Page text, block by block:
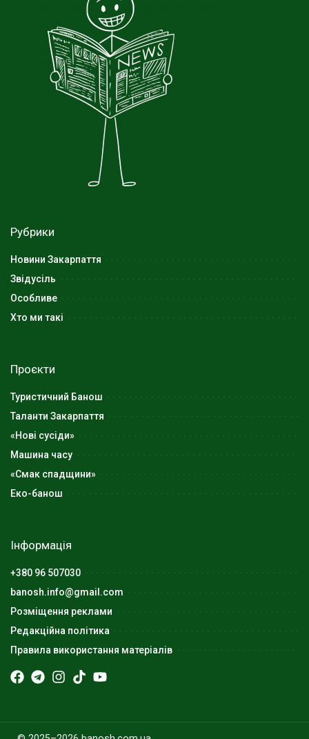
Рубрики
Новини Закарпаття
Звідусіль
Особливе
Хто ми такі
Проєкти
Туристичний Банош
Таланти Закарпаття
«Нові сусіди»
Машина часу
«Смак спадщини»
Еко-банош
Інформація
+380 96 507030
banosh.info@gmail.com
Розміщення реклами
Редакційна політика
Правила використання матеріалів